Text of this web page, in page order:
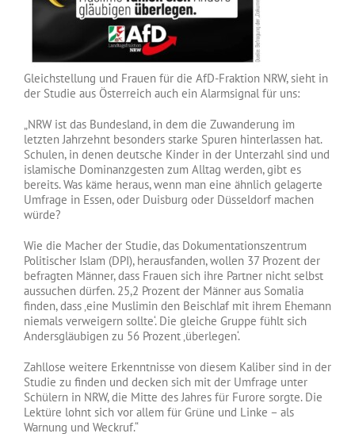
Gleichstellung und Frauen für die AfD-Fraktion NRW, sieht in
der Studie aus Österreich auch ein Alarmsignal für uns:
„NRW ist das Bundesland, in dem die Zuwanderung im
letzten Jahrzehnt besonders starke Spuren hinterlassen hat.
Schulen, in denen deutsche Kinder in der Unterzahl sind und
islamische Dominanzgesten zum Alltag werden, gibt es
bereits. Was käme heraus, wenn man eine ähnlich gelagerte
Umfrage in Essen, oder Duisburg oder Düsseldorf machen
würde?
Wie die Macher der Studie, das Dokumentationszentrum
Politischer Islam (DPI), herausfanden, wollen 37 Prozent der
befragten Männer, dass Frauen sich ihre Partner nicht selbst
aussuchen dürfen. 25,2 Prozent der Männer aus Somalia
finden, dass ‚eine Muslimin den Beischlaf mit ihrem Ehemann
niemals verweigern sollte‘. Die gleiche Gruppe fühlt sich
Andersgläubigen zu 56 Prozent ‚überlegen‘.
Zahllose weitere Erkenntnisse von diesem Kaliber sind in der
Studie zu finden und decken sich mit der Umfrage unter
Schülern in NRW, die Mitte des Jahres für Furore sorgte. Die
Lektüre lohnt sich vor allem für Grüne und Linke – als
Warnung und Weckruf.“